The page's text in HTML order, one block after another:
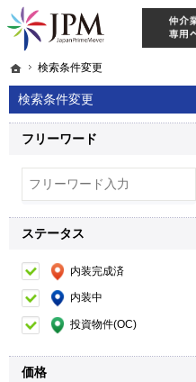
ホーム
検索条件変更
検索条件変更
東京・神奈川・埼玉・千葉のリノベー
【物件買取強化中！】リノベーション
フリーワード
ステータス
内装完成済
内装中
投資物件(OC)
価格
ホーム
検索条件変更